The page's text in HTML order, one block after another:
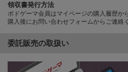
領収書発行方法
ボドゲーマ会員はマイページの購入履歴か
購入後にお問い合わせフォームからご連絡
委託販売の取扱い